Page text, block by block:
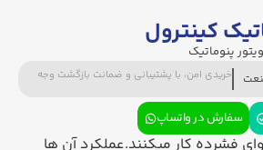
کینترول
پنوماتیک
خریدی امن، با پشتیبانی و ضمانت بازگشت وجه
سفارش در واتساپ
فشرده کار میکنند.عملکرد آن ها